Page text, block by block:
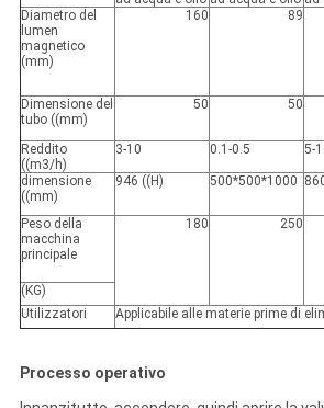
Diametro del
lumen
magnetico
(mm)
160 89
Dimensione del
tubo ((mm)
50 50
Reddito
((m3/h)
3-10 0.1-0.5 5-
dimensione
((mm)
946 ((H) 500*500*1000
Peso della
macchina
principale
180 250
(KG)
Utilizzatori
Applicabile alle materie prime di
Processo operativo